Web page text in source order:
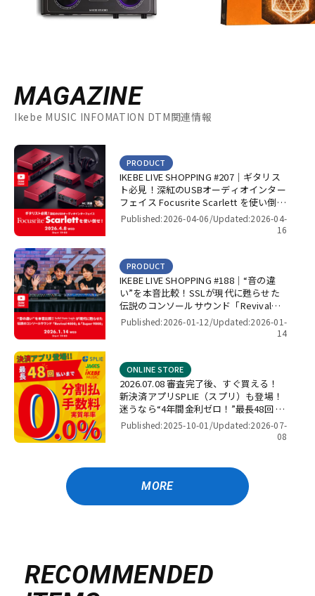
MAGAZINE
Ikebe MUSIC INFOMATION DTM関連情報
IKEBE LIVE SHOPPING #207｜ギタリス
ト必見！深紅のUSBオーディオインター
フェイス Focusrite Scarlett を使い倒
せ！【presented by パワーレック】
PRODUCT
Published:2026-04-06/Updated:2026-04-
16
IKEBE LIVE SHOPPING #188｜“音の違
い”を本音比較！SSLが現代に甦らせた
伝説のコンソールサウンド「Revival
4000」＆「Super 9000」【presented
PRODUCT
Published:2026-01-12/Updated:2026-01-
14
2026.07.08 審査完了後、すぐ買える！
新決済アプリSPLIE（スプリ）も登場！
迷うなら“4年間金利ゼロ！”最長48回 無
金利キャンペーン
ONLINE STORE
Published:2025-10-01/Updated:2026-07-
08
MORE
RECOMMENDED